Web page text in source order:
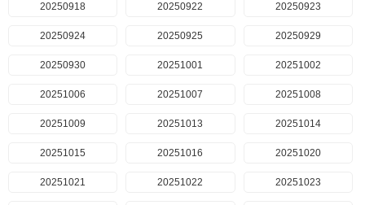
20250918 20250922 20250923
20250924 20250925 20250929
20250930 20251001 20251002
20251006 20251007 20251008
20251009 20251013 20251014
20251015 20251016 20251020
20251021 20251022 20251023